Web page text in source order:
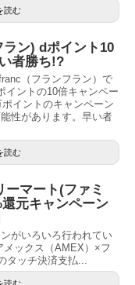
読む
ン) dポイント10
者勝ち!?
（フランフラン）で
イントの10倍キャンペー
イントのキャンペーン
性があります。早い者
読む
ーマート(ファミ
元キャンペーン
がいろいろ行われてい
メックス（AMEX）×フ
タッチ決済支払...